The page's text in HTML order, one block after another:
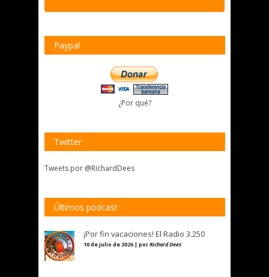
Paypal
¿Por qué?
Twitter
Tweets por @RichardDees
Últimos podcast
¡Por fin vacaciones! El Radio 3.250
10 de julio de 2026 | porRichard Dees